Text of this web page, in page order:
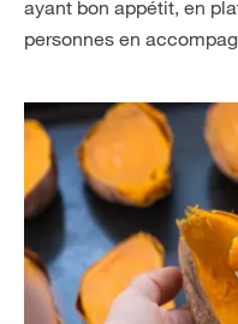
ayant bon appétit, en
personnes en